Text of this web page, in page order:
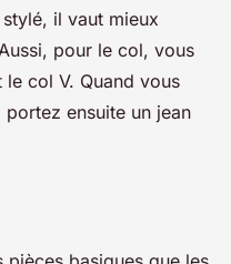
il vaut mieux
pour le col, vous
col V. Quand vous
ensuite un jean